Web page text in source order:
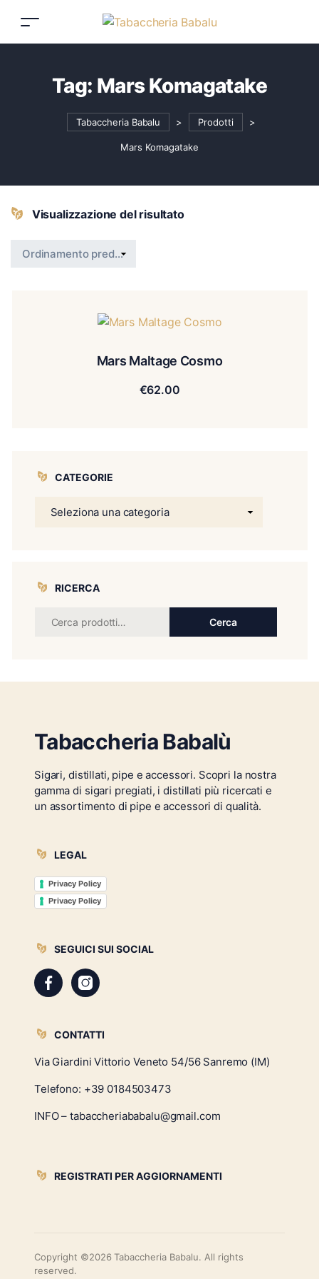
Tag: Mars Komagatake
Tabaccheria Babalu > Prodotti >
Mars Komagatake
Visualizzazione del risultato
Mars Maltage Cosmo
€62.00
CATEGORIE
RICERCA
Cerca
Tabaccheria Babalù
Sigari, distillati, pipe e accessori. Scopri la nostra
gamma di sigari pregiati, i distillati più ricercati e
un assortimento di pipe e accessori di qualità.
LEGAL
Privacy Policy
Privacy Policy
SEGUICI SUI SOCIAL
CONTATTI
Via Giardini Vittorio Veneto 54/56 Sanremo (IM)
Telefono: +39 0184503473
INFO – tabaccheriababalu@gmail.com
REGISTRATI PER AGGIORNAMENTI
Copyright ©2026 Tabaccheria Babalu. All rights
reserved.